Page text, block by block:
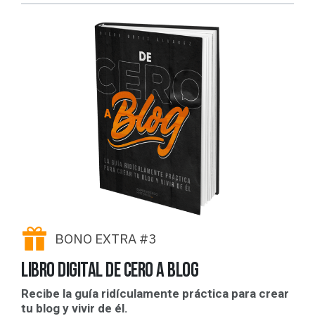
BONO EXTRA #3
libro digital de cero a blog
Recibe la guía ridículamente práctica para crear
tu blog y vivir de él.